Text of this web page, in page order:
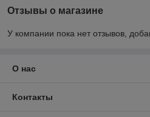
Отзывы о магазине
У компании пока нет отзывов,
О нас
Контакты